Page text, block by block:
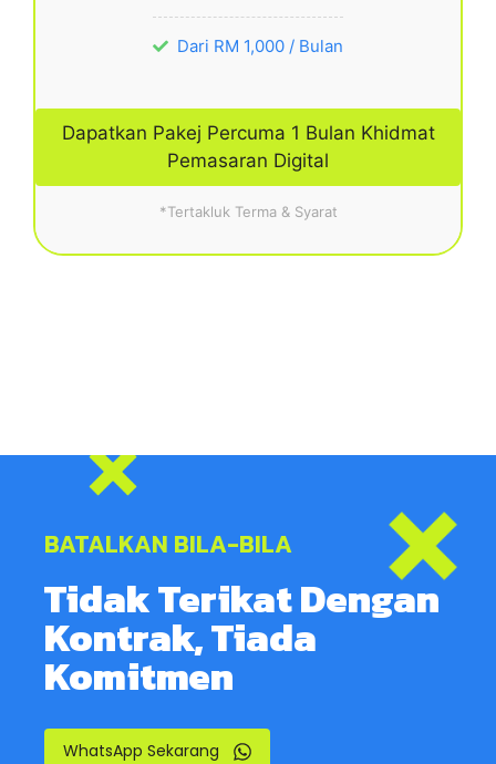
Dari RM 1,000 / Bulan
Dapatkan Pakej Percuma 1 Bulan Khidmat
Pemasaran Digital
*Tertakluk Terma & Syarat
BATALKAN BILA-BILA
Tidak Terikat Dengan
Kontrak, Tiada
Komitmen
WhatsApp Sekarang